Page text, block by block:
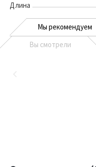
Длина
Мы рекомендуем
Вы смотрели